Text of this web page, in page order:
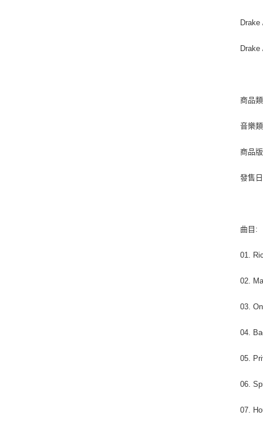
商品
音樂
商品
發售
曲目:
01.
02.
03.
04.
05.
06.
07.